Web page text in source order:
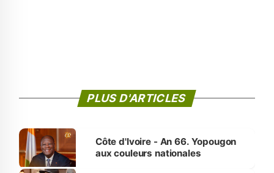
PLUS D'ARTICLES
Côte d'Ivoire - An 66. Yopougon
aux couleurs nationales